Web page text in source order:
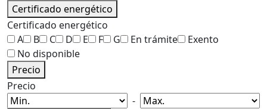
Certificado energético
Certificado energético
A
B C D E F G En trámite
Exento
No disponible
Precio
Precio
-